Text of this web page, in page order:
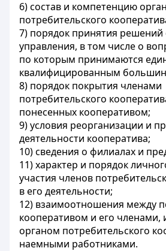
6) состав и компетенцию
потребительского
7) порядок принятия решений
управления, в том числе о
по которым принимаются
квалифицированным
8) порядок покрытия членами
потребительского
понесенных кооперативом;
9) условия реорганизации и
деятельности кооператива;
10) сведения о филиалах и
11) характер и порядок
участия членов
в его деятельности;
12) взаимоотношения между
кооперативом и его
органом потребительского
наемными работниками.